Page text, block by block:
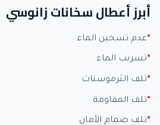
أبرز أعطال سخانات زانوسي
عدم تسخين الماء
تسريب الماء
تلف الثرموستات
تلف المقاومة
تلف صمام الأمان